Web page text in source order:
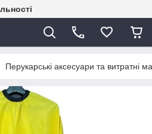
Перукарські аксесуари та витратні